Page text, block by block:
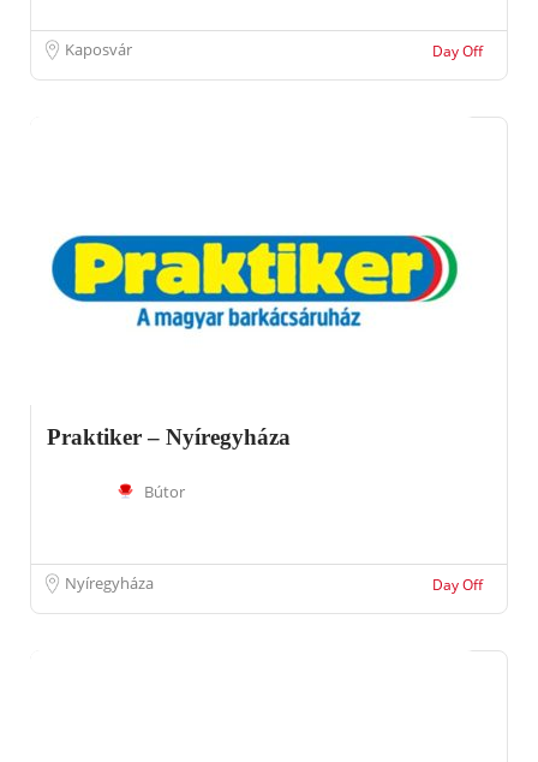
Kaposvár Day Off
Praktiker – Nyíregyháza
Bútor
Nyíregyháza Day Off